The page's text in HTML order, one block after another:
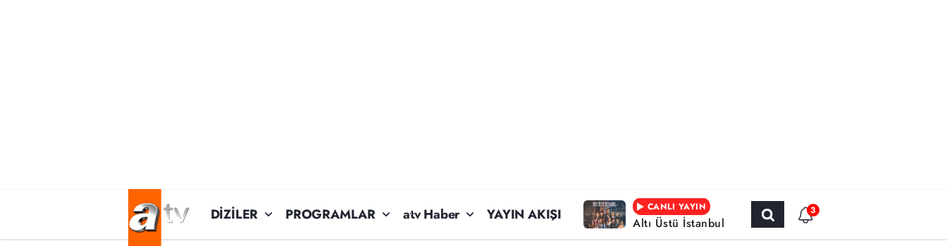
DİZİLER PROGRAMLAR atv Haber YAYIN AKIŞI CANLI YAYIN
Altı Üstü İstanbul
3